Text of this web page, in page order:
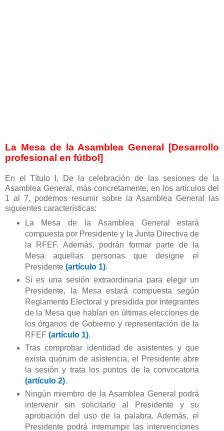
La Mesa de la Asamblea General [Desarrollo
profesional en fútbol]
En el Título I, De la celebración de las sesiones de la
Asamblea General, más concretamente, en los artículos del
1 al 7, podemos resumir sobre la Asamblea General las
siguientes características:
La Mesa de la Asamblea General estará
compuesta por Presidente y la Junta Directiva de
la RFEF. Además, podrán formar parte de la
Mesa aquellas personas que designe el
Presidente (artículo 1).
Si es una sesión extraordinaria para elegir un
Presidente, la Mesa estará compuesta según
Reglamento Electoral y presidida por integrantes
de la Mesa que habían en últimas elecciones de
los órganos de Gobierno y representación de la
RFEF (artículo 1).
Tras comprobar identidad de asistentes y que
exista quórum de asistencia, el Presidente abre
la sesión y trata los puntos de la convocatoria
(artículo 2).
Ningún miembro de la Asamblea General podrá
intervenir sin solicitarlo al Presidente y su
aprobación del uso de la palabra. Además, el
Presidente podrá interrumpir las intervenciones